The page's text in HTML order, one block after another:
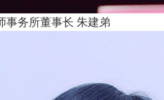
务所董事长 朱建弟